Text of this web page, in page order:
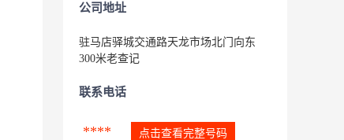
公司地址
驻马店驿城交通路天龙市场北门向东
300米老查记
联系电话
**** 点击查看完整号码